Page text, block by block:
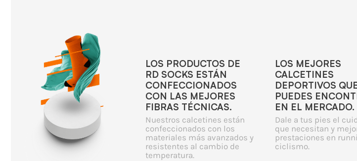
LOS PRODUCTOS DE
RD SOCKS ESTÁN
CONFECCIONADOS
CON LAS MEJORES
FIBRAS TÉCNICAS.
Nuestros calcetines están
confeccionados con los
materiales más avanzados y
resistentes al cambio de
temperatura.
LOS MEJORES
CALCETINES
DEPORTIVOS
PUEDES
EN EL MERCADO.
Dale a tus pies el
que necesitan y
prestaciones en
ciclismo.